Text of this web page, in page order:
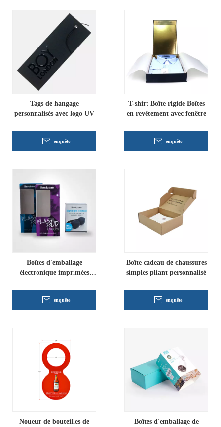
Tags de hangage
personnalisés avec logo UV
enquête
T-shirt Boîte rigide Boîtes
en revêtement avec fenêtre
enquête
Boîtes d'emballage
électronique imprimées
enquête
Boîte cadeau de chaussures
simples pliant personnalisé
enquête
Noueur de bouteilles de
Boîtes d'emballage de